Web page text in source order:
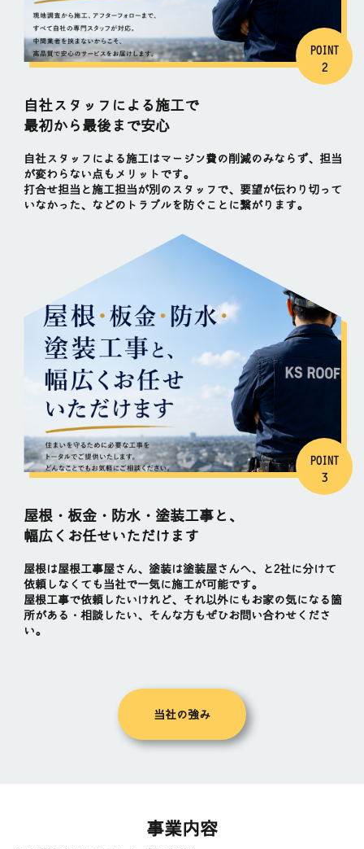
POINT
2
自社スタッフによる施工で
最初から最後まで安心
自社スタッフによる施工はマージン費の削減のみならず、担当
が変わらない点もメリットです。
打合せ担当と施工担当が別のスタッフで、要望が伝わり切って
いなかった、などのトラブルを防ぐことに繋がります。
POINT
3
屋根・板金・防水・塗装工事と、
幅広くお任せいただけます
屋根は屋根工事屋さん、塗装は塗装屋さんへ、と2社に分けて
依頼しなくても当社で一気に施工が可能です。
屋根工事で依頼したいけれど、それ以外にもお家の気になる箇
所がある・相談したい、そんな方もぜひお問い合わせくださ
い。
当社の強み
事業内容